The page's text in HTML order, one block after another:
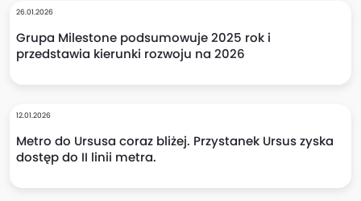
26.01.2026
Grupa Milestone podsumowuje 2025 rok i
przedstawia kierunki rozwoju na 2026
12.01.2026
Metro do Ursusa coraz bliżej. Przystanek Ursus zyska
dostęp do II linii metra.